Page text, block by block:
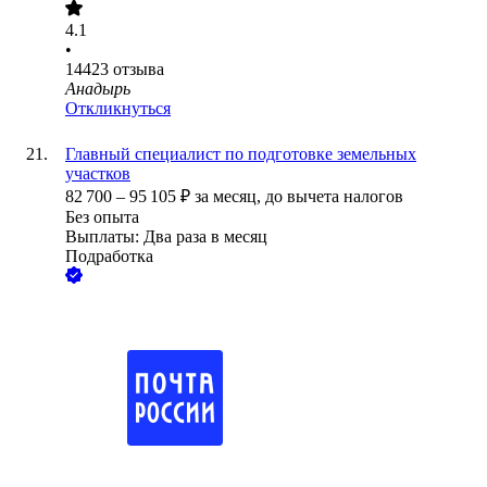
4.1
•
14423 отзыва
Анадырь
Откликнуться
Главный специалист по подготовке земельных
участков
82 700 – 95 105 ₽ за месяц, до вычета налогов
Без опыта
Выплаты: Два раза в месяц
Подработка